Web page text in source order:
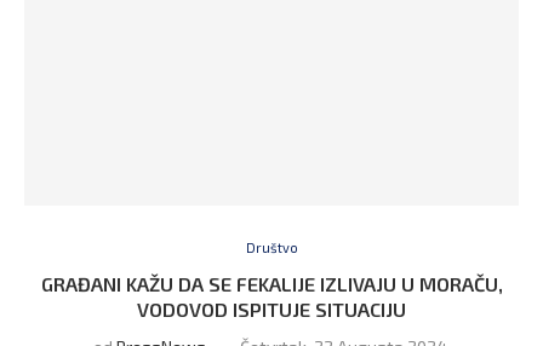
Društvo
GRAĐANI KAŽU DA SE FEKALIJE IZLIVAJU U MORAČU,
VODOVOD ISPITUJE SITUACIJU